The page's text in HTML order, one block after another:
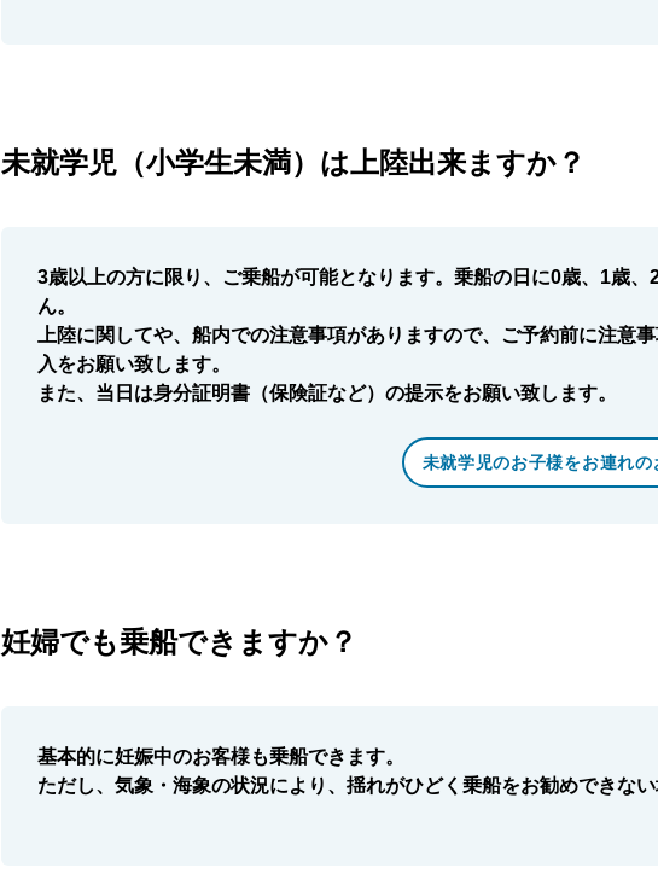
未就学児（小学生未満）は上陸出来ますか？
3歳以上の方に限り、ご乗船が可能となります。乗船の日に0歳、1歳
ん。
上陸に関してや、船内での注意事項がありますので、ご予約前に注意
入をお願い致します。
また、当日は身分証明書（保険証など）の提示をお願い致します。
未就学児のお子様をお連れの
妊婦でも乗船できますか？
基本的に妊娠中のお客様も乗船できます。
ただし、気象・海象の状況により、揺れがひどく乗船をお勧めできな